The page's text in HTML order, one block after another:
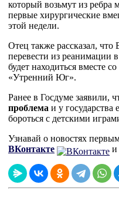
который возьмут из ребра
первые хирургические
этой недели.
Отец также рассказал,
перевести из реанимации
будет находиться вместе
«Утренний Юг».
Ранее в Госдуме заявили,
проблема и у государства
бороться с детскими
Узнавай о новостях
ВКонтакте
и